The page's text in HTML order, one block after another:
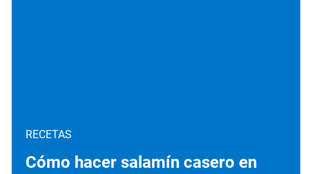
RECETAS
Cómo hacer salamín casero en